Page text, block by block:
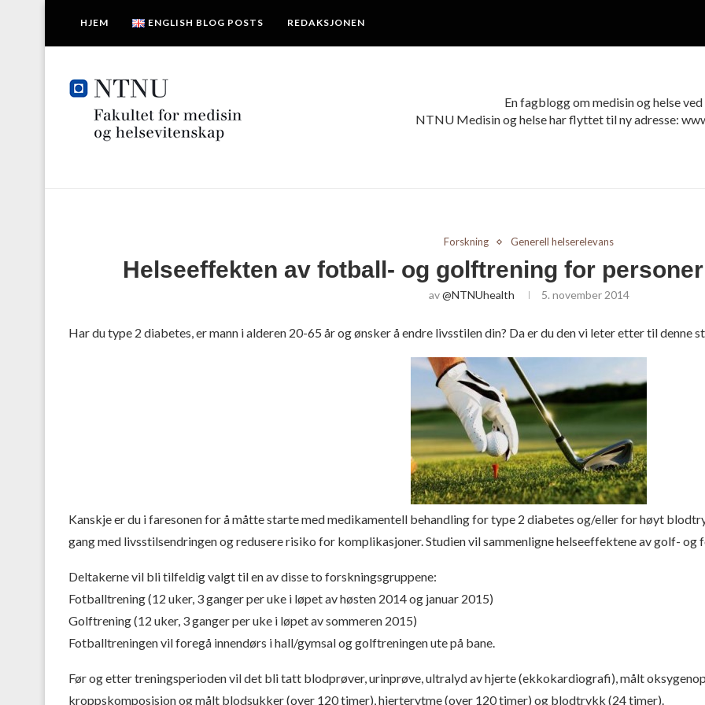
HJEM ENGLISH BLOG POSTS REDAKSJONEN
En fagblogg om medisin og helse
NTNU Medisin og helse har flyttet til ny adresse:
Forskning Generell helserelevans
Helseeffekten av fotball- og golftrening for
av@NTNUhealth 5. november 2014
Har du type 2 diabetes, er mann i alderen 20-65 år og ønsker å endre livsstilen din? Da er du den vi leter etter til denne
Kanskje er du i faresonen for å måtte starte med medikamentell behandling for type 2 diabetes og/eller for høyt
gang med livsstilsendringen og redusere risiko for komplikasjoner. Studien vil sammenligne helseeffektene av golf-
Deltakerne vil bli tilfeldig valgt til en av disse to forskningsgruppene:
Fotballtrening (12 uker, 3 ganger per uke i løpet av høsten 2014 og januar 2015)
Golftrening (12 uker, 3 ganger per uke i løpet av sommeren 2015)
Fotballtreningen vil foregå innendørs i hall/gymsal og golftreningen ute på bane.
Før og etter treningsperioden vil det bli tatt blodprøver, urinprøve, ultralyd av hjerte (ekkokardiografi), målt
kroppskomposisjon og målt blodsukker (over 120 timer), hjerterytme (over 120 timer) og blodtrykk (24 timer).